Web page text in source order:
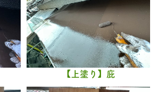
【上塗り】庇